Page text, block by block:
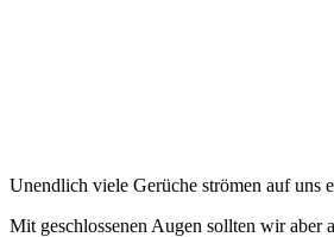
Unendlich viele Gerüche strömen auf uns
Mit geschlossenen Augen sollten wir aber